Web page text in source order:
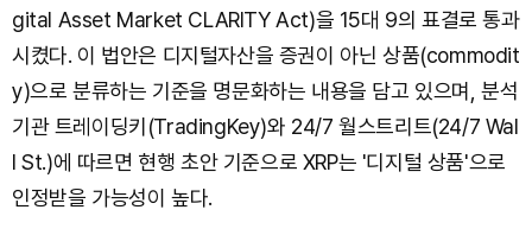
gital Asset Market CLARITY Act)을 15대 9의 표결로 통과
시켰다. 이 법안은 디지털자산을 증권이 아닌 상품(commodit
y)으로 분류하는 기준을 명문화하는 내용을 담고 있으며, 분석
기관 트레이딩키(TradingKey)와 24/7 월스트리트(24/7 Wal
l St.)에 따르면 현행 초안 기준으로 XRP는 '디지털 상품'으로
인정받을 가능성이 높다.